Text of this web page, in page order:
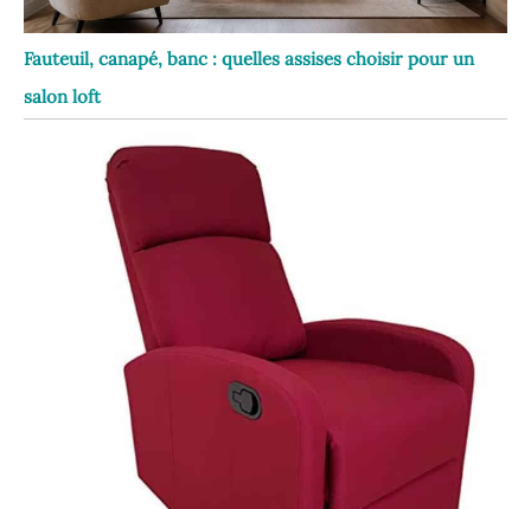
Fauteuil, canapé, banc : quelles assises choisir pour un
salon loft